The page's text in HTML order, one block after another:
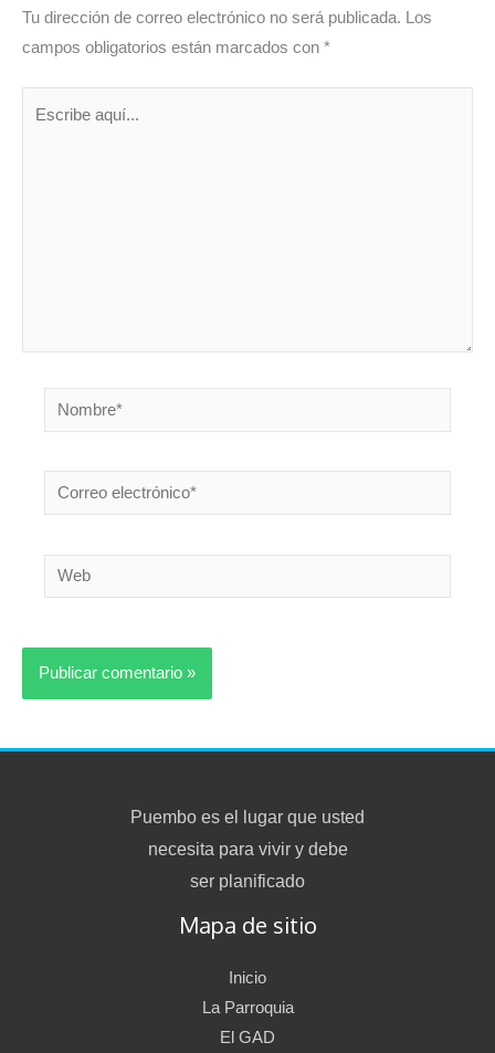
Tu dirección de correo electrónico no será publicada.
Los
campos obligatorios están marcados con *
Nombre*
Correo
electrónico*
Web
Puembo es el lugar que usted
necesita para vivir y debe
ser planificado
Mapa de sitio
Inicio
La Parroquia
El GAD